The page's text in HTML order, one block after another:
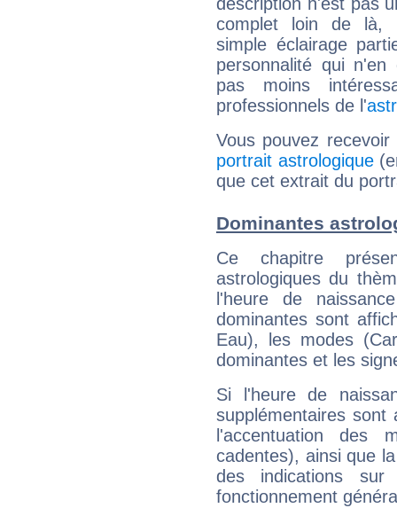
description n'est pas
complet loin de là,
simple éclairage
personnalité qui n'en
pas moins
professionnels de l'
Vous pouvez
portrait astrologique
que cet extrait du
Dominantes
Ce chapitre
astrologiques du
l'heure de
dominantes sont
Eau), les modes
dominantes et les
Si l'heure de
supplémentaires sont
l'accentuation des
cadentes), ainsi que
des indications sur
fonctionnement